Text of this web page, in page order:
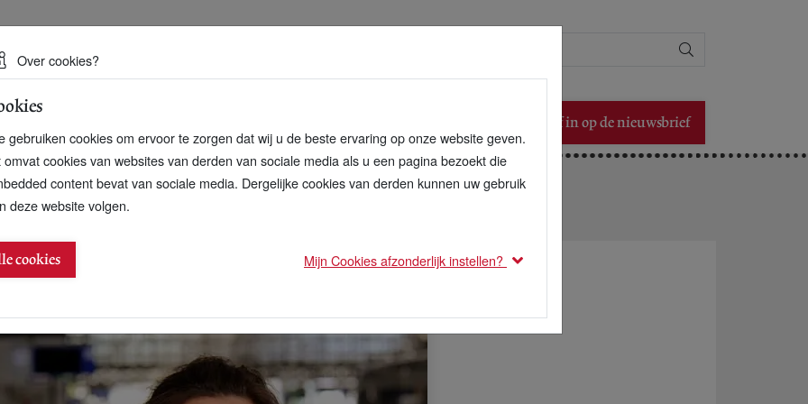
duurzame toekomst
Schrijf in op de nieuwsbrief
het jaar 2014?
Over cookies?
gebruiken cookies om ervoor te zorgen dat wij u de beste ervaring op onze website geven.
omvat cookies van websites van derden van sociale media als u een pagina bezoekt die
content bevat van sociale media. Dergelijke cookies van derden kunnen uw gebruik
deze website volgen.
cookies Mijn Cookies afzonderlijk instellen?